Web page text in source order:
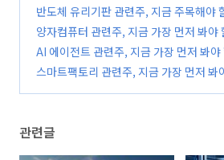
(0)
반도체 유리기판 관련주, 지금 주목해야
주는?
(0)
양자컴퓨터 관련주, 지금 가장 먼저 봐야
수혜주는? (0)
AI 에이전트 관련주, 지금 가장 먼저 봐야
수혜주는?
(0)
스마트팩토리 관련주, 지금 가장 먼저 봐
관련글